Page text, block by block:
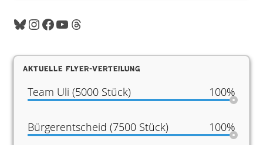
BlueskyInstagram
Facebook
YouTubeThreads
Aktuelle Flyer-Verteilung
Team Uli (5000 Stück) 100%
Bürgerentscheid (7500 Stück) 100%